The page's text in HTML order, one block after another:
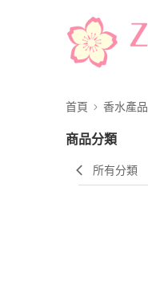
首頁 香水產品
商品分類
所有分類